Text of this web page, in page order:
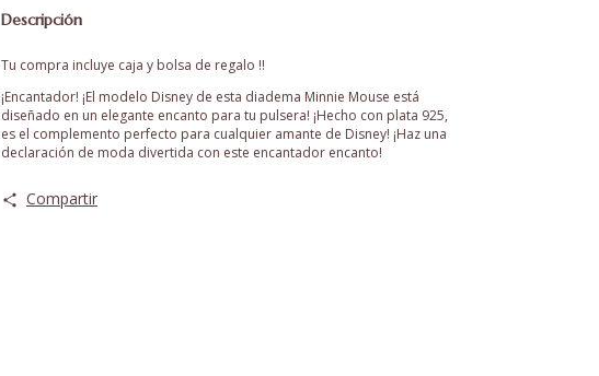
Descripción
Tu compra incluye caja y bolsa de regalo !!
¡Encantador! ¡El modelo Disney de esta diadema Minnie Mouse está
diseñado en un elegante encanto para tu pulsera! ¡Hecho con plata 925,
es el complemento perfecto para cualquier amante de Disney! ¡Haz una
declaración de moda divertida con este encantador encanto!
Compartir